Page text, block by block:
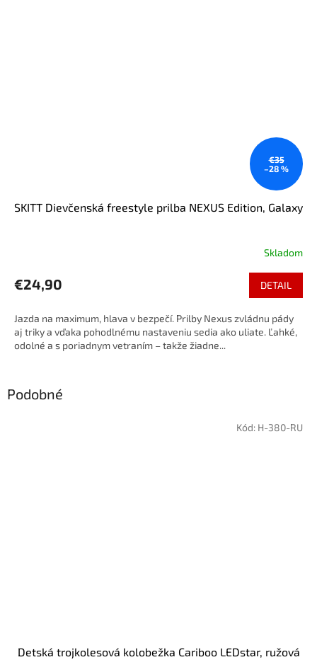
€35
–28 %
SKITT Dievčenská freestyle prilba NEXUS Edition, Galaxy
Skladom
€24,90 DETAIL
Jazda na maximum, hlava v bezpečí. Prilby Nexus zvládnu pády
aj triky a vďaka pohodlnému nastaveniu sedia ako uliate. Ľahké,
odolné a s poriadnym vetraním – takže žiadne...
Podobné
Detská trojkolesová kolobežka Cariboo LEDstar, ružová
Kód: H-380-RU